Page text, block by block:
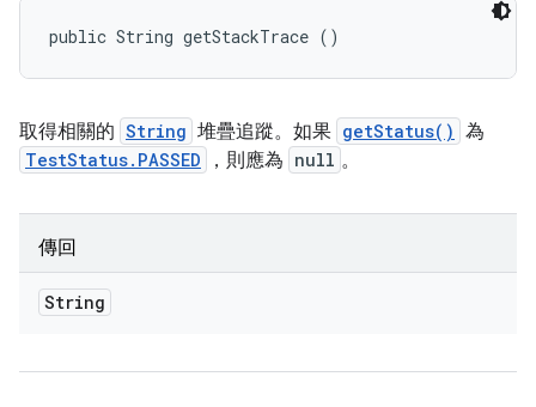
public String getStackTrace ()
取得相關的 String 堆疊追蹤。如果 getStatus() 為
TestStatus.PASSED ，則應為 null 。
傳回
String